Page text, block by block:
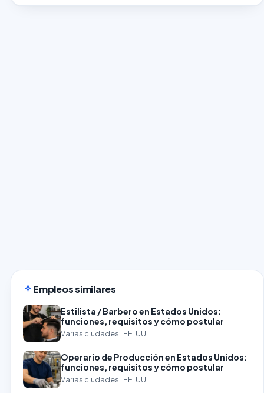
Empleos similares
Estilista / Barbero en Estados Unidos:
funciones, requisitos y cómo postular
Varias ciudades · EE. UU.
Operario de Producción en Estados Unidos:
funciones, requisitos y cómo postular
Varias ciudades · EE. UU.